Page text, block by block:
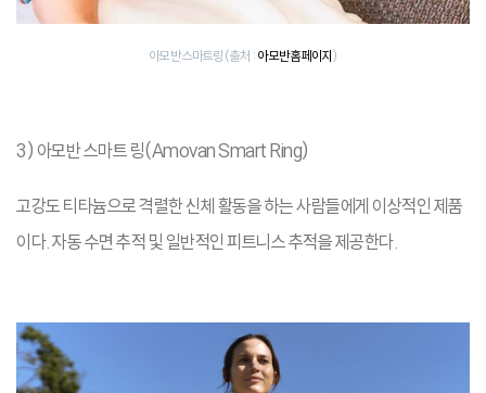
아모반 스마트링 (출처 : 아모반 홈페이지 )
3) 아모반 스마트 링(Amovan Smart Ring)
고강도 티타늄으로 격렬한 신체 활동을 하는 사람들에게 이상적인 제품
이다. 자동 수면 추적 및 일반적인 피트니스 추적을 제공한다.